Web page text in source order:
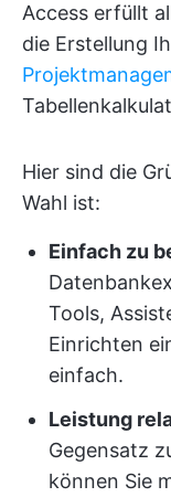
Access erfüllt
die Erstellung
Hier sind die
Wahl ist:
Einfach zu
Tools,
Einrichten
einfach.
Leistung
Gegensatz
können Sie